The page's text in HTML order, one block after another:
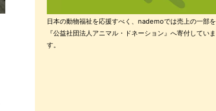
日本の動物福祉を応援すべく、nademoでは売上の一部を
『公益社団法人アニマル・ドネーション』へ寄付していま
す。